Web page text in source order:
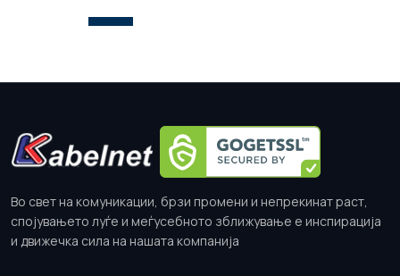
Во свет на комуникации, брзи промени и непрекинат раст,
спојувањето луѓе и меѓусебното зближување е инспирација
и движечка сила на нашата компанија